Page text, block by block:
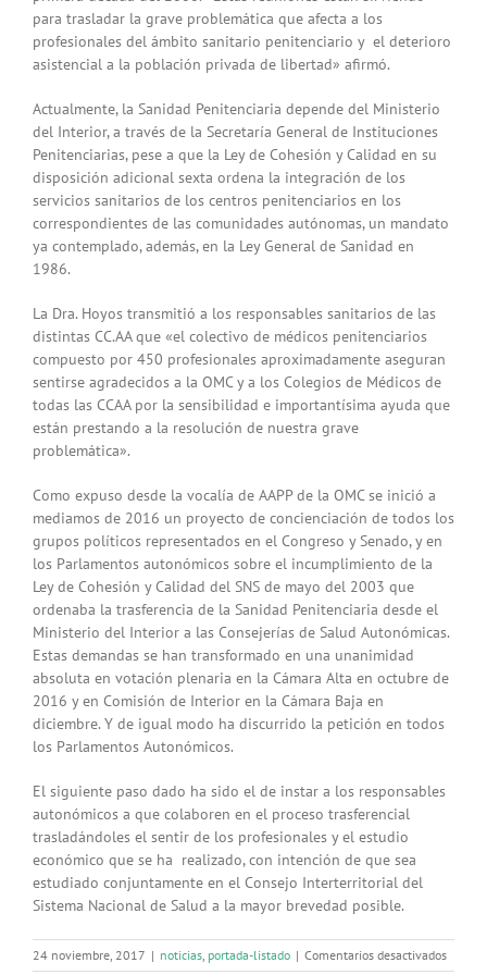
para trasladar la grave problemática que afecta a los
profesionales del ámbito sanitario penitenciario y el deterioro
asistencial a la población privada de libertad» afirmó.
Actualmente, la Sanidad Penitenciaria depende del Ministerio
del Interior, a través de la Secretaría General de Instituciones
Penitenciarias, pese a que la Ley de Cohesión y Calidad en su
disposición adicional sexta ordena la integración de los
servicios sanitarios de los centros penitenciarios en los
correspondientes de las comunidades autónomas, un mandato
ya contemplado, además, en la Ley General de Sanidad en
1986.
La Dra. Hoyos transmitió a los responsables sanitarios de las
distintas CC.AA que «el colectivo de médicos penitenciarios
compuesto por 450 profesionales aproximadamente aseguran
sentirse agradecidos a la OMC y a los Colegios de Médicos de
todas las CCAA por la sensibilidad e importantísima ayuda que
están prestando a la resolución de nuestra grave
problemática».
Como expuso desde la vocalía de AAPP de la OMC se inició a
mediamos de 2016 un proyecto de concienciación de todos los
grupos políticos representados en el Congreso y Senado, y en
los Parlamentos autonómicos sobre el incumplimiento de la
Ley de Cohesión y Calidad del SNS de mayo del 2003 que
ordenaba la trasferencia de la Sanidad Penitenciaria desde el
Ministerio del Interior a las Consejerías de Salud Autonómicas.
Estas demandas se han transformado en una unanimidad
absoluta en votación plenaria en la Cámara Alta en octubre de
2016 y en Comisión de Interior en la Cámara Baja en
diciembre. Y de igual modo ha discurrido la petición en todos
los Parlamentos Autonómicos.
El siguiente paso dado ha sido el de instar a los responsables
autonómicos a que colaboren en el proceso trasferencial
trasladándoles el sentir de los profesionales y el estudio
económico que se ha realizado, con intención de que sea
estudiado conjuntamente en el Consejo Interterritorial del
Sistema Nacional de Salud a la mayor brevedad posible.
24 noviembre, 2017 | noticias, portada-listado | Comentarios desactivadosen